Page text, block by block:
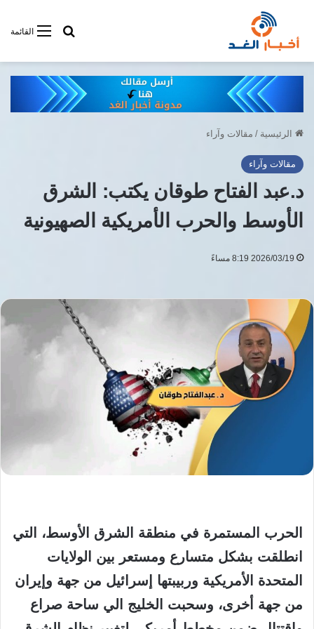
القائمةأبحت فى
الرئيسية / مقالات وآراء
مقالات وآراء
د.عبد الفتاح طوقان يكتب: الشرق
الأوسط والحرب الأمريكية الصهيونية
2026/03/19 8:19 مساءً
الحرب المستمرة في منطقة الشرق الأوسط، التي
انطلقت بشكل متسارع ومستعر بين الولايات
المتحدة الأمريكية وربيبتها إسرائيل من جهة وإيران
من جهة أخرى، وسحبت الخليج الي ساحة صراع